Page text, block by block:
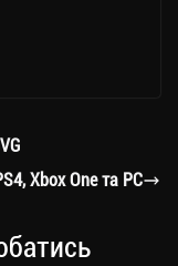
Xbox One та PC